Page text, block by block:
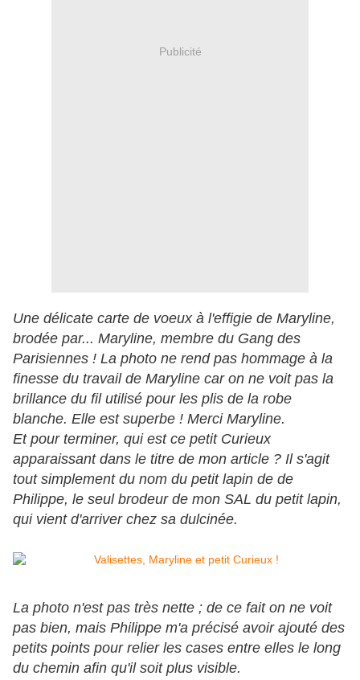
Publicité
Une délicate carte de voeux à l'effigie de Maryline,
brodée par... Maryline, membre du Gang des
Parisiennes ! La photo ne rend pas hommage à la
finesse du travail de Maryline car on ne voit pas la
brillance du fil utilisé pour les plis de la robe
blanche. Elle est superbe ! Merci Maryline.
Et pour terminer, qui est ce petit Curieux
apparaissant dans le titre de mon article ? Il s'agit
tout simplement du nom du petit lapin de de
Philippe, le seul brodeur de mon SAL du petit lapin,
qui vient d'arriver chez sa dulcinée.
La photo n'est pas très nette ; de ce fait on ne voit
pas bien, mais Philippe m'a précisé avoir ajouté des
petits points pour relier les cases entre elles le long
du chemin afin qu'il soit plus visible.